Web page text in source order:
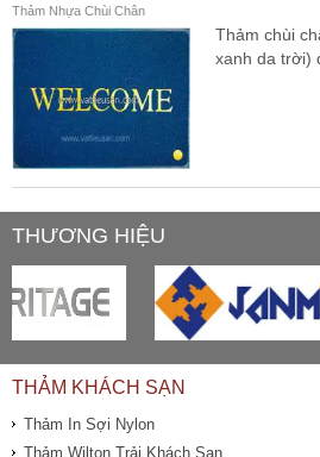
Thảm Nhựa Chùi Chân
Thảm chùi
xanh da trời)
THƯƠNG HIỆU
THẢM KHÁCH SẠN
Thảm In Sợi Nylon
Thảm Wilton Trải Khách Sạn